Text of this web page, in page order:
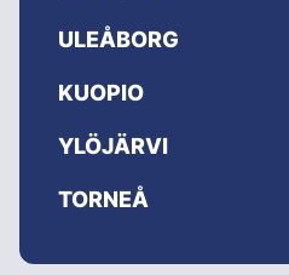
ULEÅBORG
KUOPIO
YLÖJÄRVI
TORNEÅ